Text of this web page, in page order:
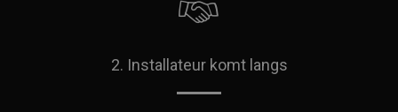
2. Installateur komt langs